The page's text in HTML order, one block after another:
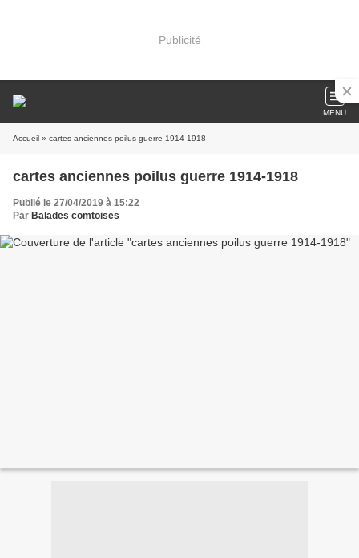
Publicité
MENU
Accueil » cartes anciennes poilus guerre 1914-1918
cartes anciennes poilus guerre 1914-1918
Publié le 27/04/2019 à 15:22
Par Balades comtoises